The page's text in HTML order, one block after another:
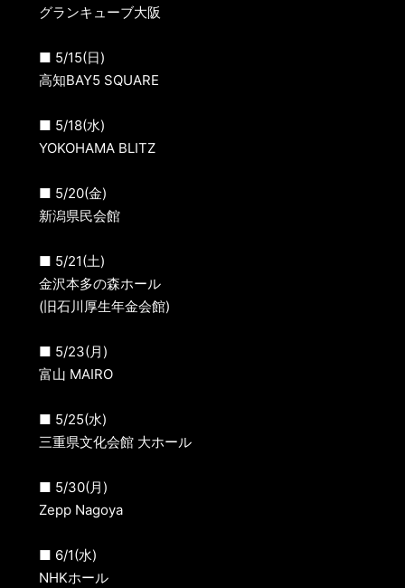
グランキューブ大阪
■ 5/15(日)
高知BAY5 SQUARE
■ 5/18(水)
YOKOHAMA BLITZ
■ 5/20(金)
新潟県民会館
■ 5/21(土)
金沢本多の森ホール
(旧石川厚生年金会館)
■ 5/23(月)
富山 MAIRO
■ 5/25(水)
三重県文化会館 大ホール
■ 5/30(月)
Zepp Nagoya
■ 6/1(水)
NHKホール